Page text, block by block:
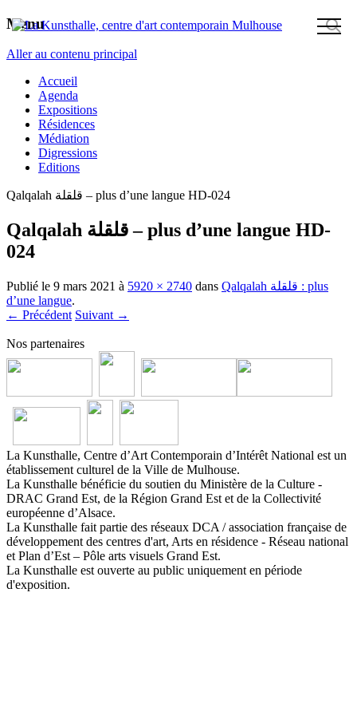
Menu
Aller au contenu principal
Accueil
Agenda
Expositions
Résidences
Médiation
Digressions
Editions
Qalqalah قلقلة – plus d’une langue HD-024
Qalqalah قلقلة – plus d’une langue HD-
024
Publié le 9 mars 2021 à 5920 × 2740 dans Qalqalah قلقلة : plus
d’une langue.
← Précédent Suivant →
Nos partenaires
La Kunsthalle, Centre d’Art Contemporain d’Intérêt National est un
établissement culturel de la Ville de Mulhouse.
La Kunsthalle bénéficie du soutien du Ministère de la Culture -
DRAC Grand Est, de la Région Grand Est et de la Collectivité
européenne d’Alsace.
La Kunsthalle fait partie des réseaux DCA / association française de
développement des centres d'art, Arts en résidence - Réseau national
et Plan d’Est – Pôle arts visuels Grand Est.
La Kunsthalle est ouverte au public uniquement en période
d'exposition.